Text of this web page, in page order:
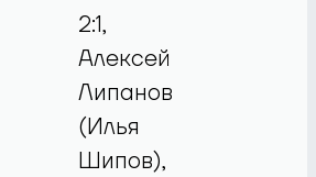
2:1,
Алексей
Липанов
(Илья
Шипов),